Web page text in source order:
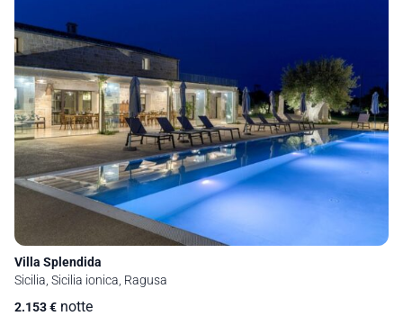
Villa Splendida
Sicilia, Sicilia ionica, Ragusa
2.153€ notte